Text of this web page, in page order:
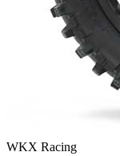
WKX Racing